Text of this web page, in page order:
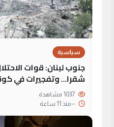
سياسية
جنوب لبنان: قوات
شقرا… وتفجيرات في
--منذ 11 ساعة